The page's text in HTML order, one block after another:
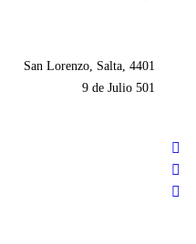
San Lorenzo, Salta, 4401
9 de Julio 501